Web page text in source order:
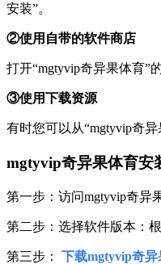
安装”。
②使用自带的软件商店
打开“mgtyvip奇异果体育”
③使用下载资源
有时您可以从“mgtyvip奇
mgtyvip奇异果体育安
第一步：访问mgtyvip奇异
第二步：选择软件版本：
第三步： 下载mgtyvip奇